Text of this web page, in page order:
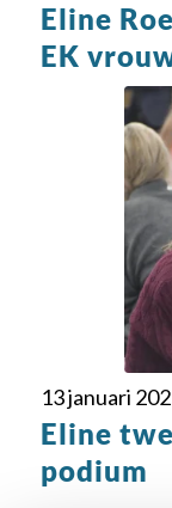
Eline
EK
13 januari
Eline
podium